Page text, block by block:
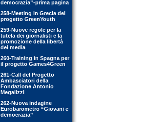
democrazia”-prima pagina
258-Meeting in Grecia del
progetto GreenYouth
259-Nuove regole per la
tutela dei giornalisti e la
promozione della libertà
dei media
260-Training in Spagna per
il progetto Games4Green
261-Call del Progetto
Ambasciatori della
Fondazione Antonio
Megalizzi
262-Nuova indagine
Eurobarometro “Giovani e
democrazia”